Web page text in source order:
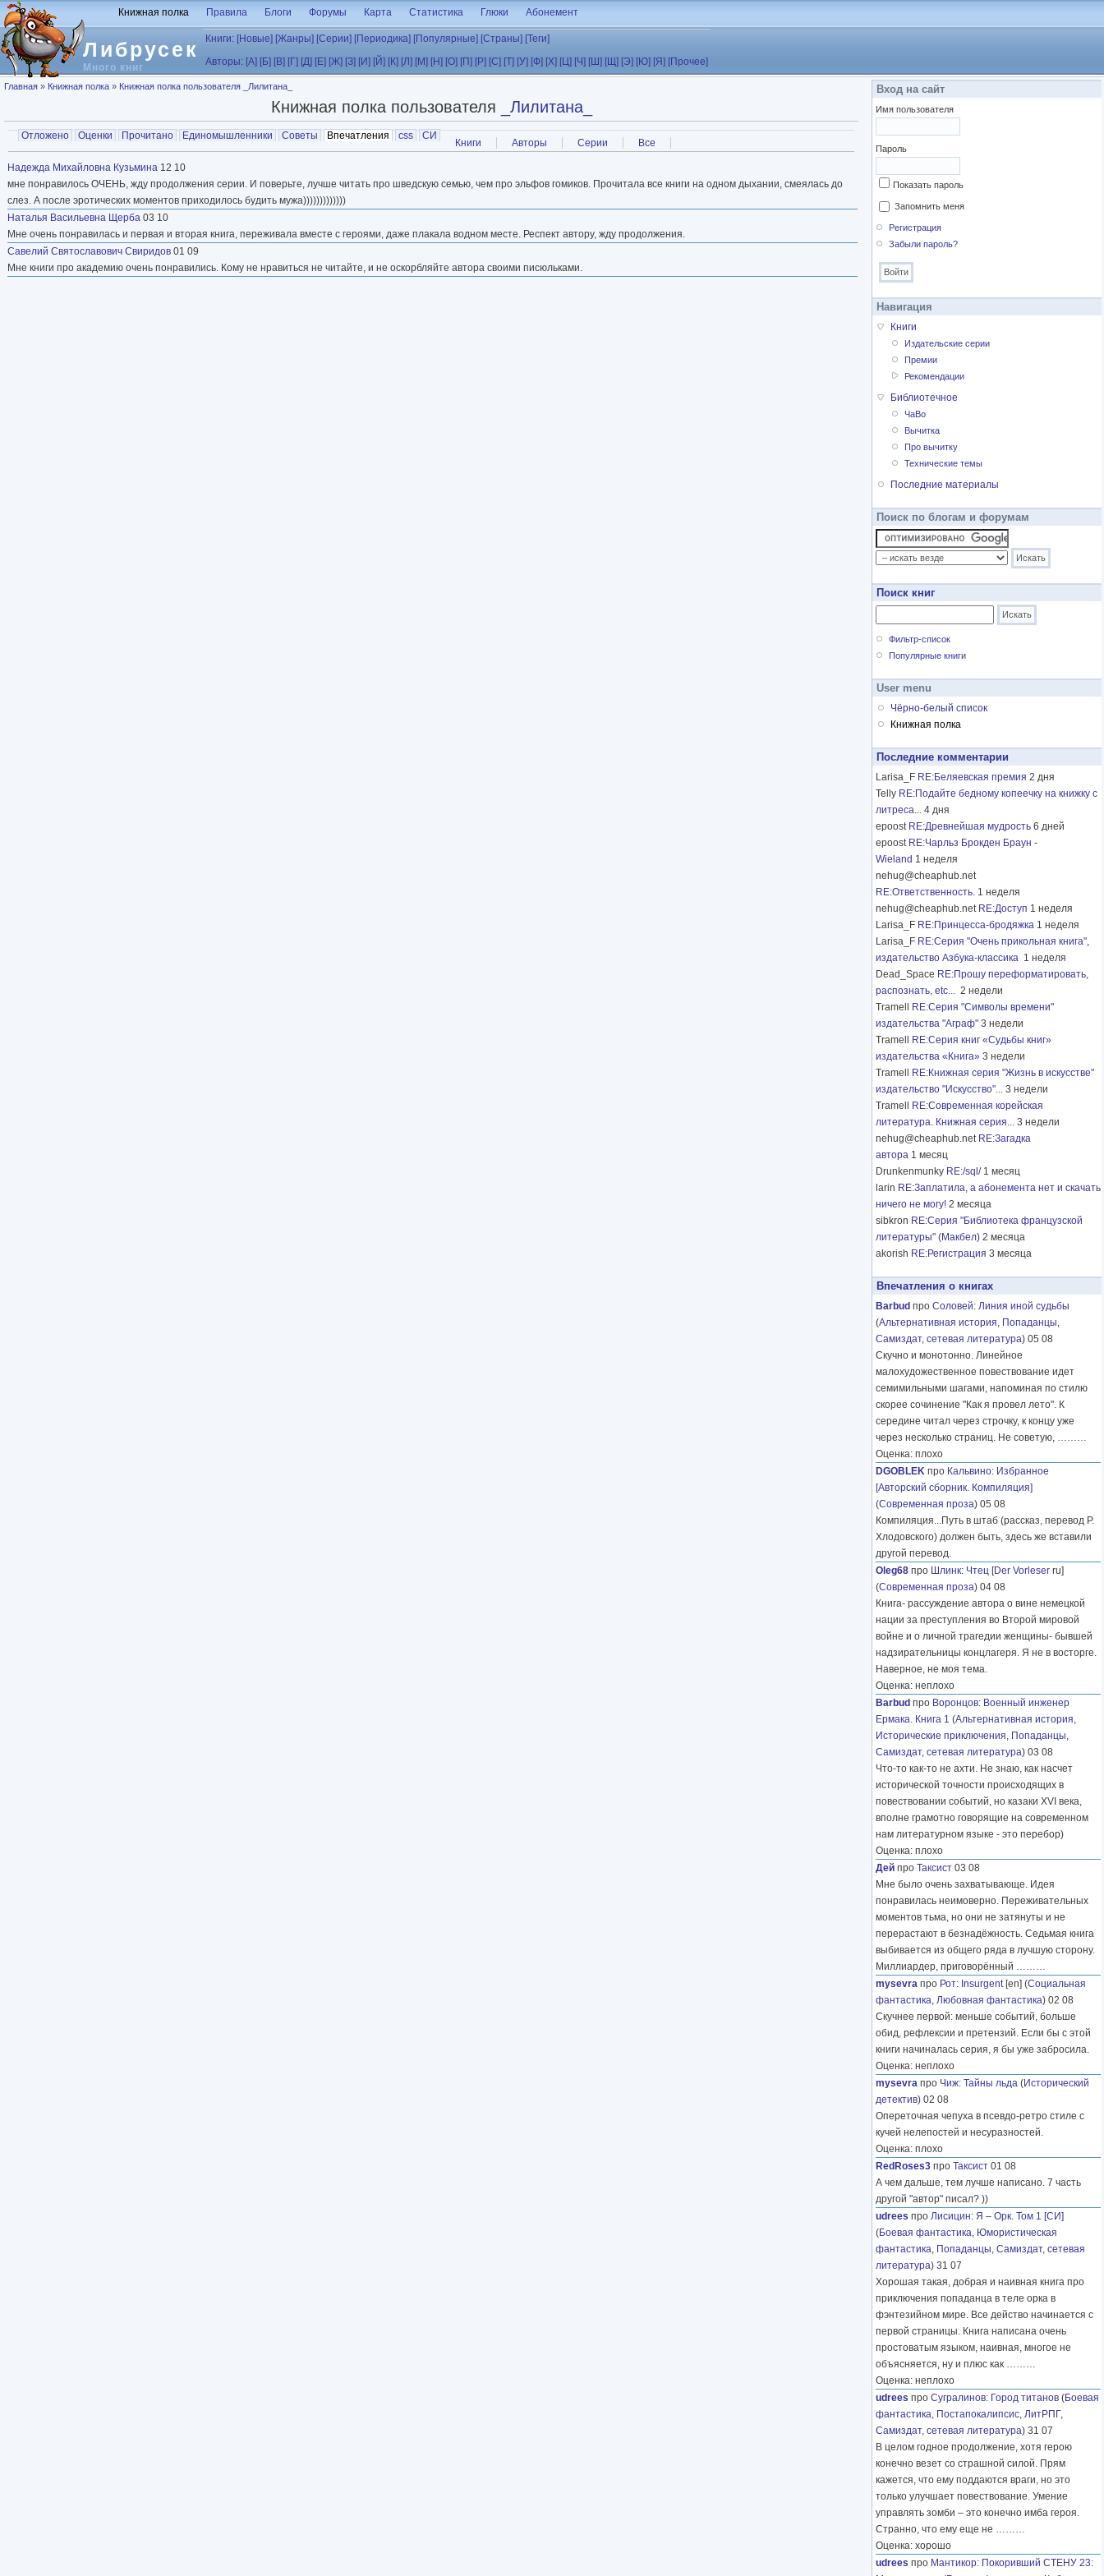
Перейти к основному содержанию
Либрусек
Много книг
Книжная полка Правила Блоги Форумы Карта Статистика Глюки Абонемент
Книги: [Новые] [Жанры] [Серии] [Периодика] [Популярные] [Страны] [Теги]
Авторы: [А] [Б] [В] [Г] [Д] [Е] [Ж] [З] [И] [Й] [К] [Л] [М] [Н] [О] [П] [Р] [С] [Т] [У] [Ф] [Х] [Ц] [Ч] [Ш] [Щ] [Э] [Ю] [Я] [Прочее]
Вы здесь
Главная » Книжная полка » Книжная полка пользователя _Лилитана_
Книжная полка пользователя _Лилитана_
Главные вкладки
Отложено Оценки Прочитано Единомышленники Советы Впечатления (активная вкладка)
css СИ
Вторичные вкладки Книги Авторы Серии Все
Надежда Михайловна Кузьмина 12 10
мне понравилось ОЧЕНЬ, жду продолжения серии. И поверьте, лучше читать про шведскую семью, чем про эльфов гомиков. Прочитала все книги на одном дыхании, смеялась до
слез. А после эротических моментов приходилось будить мужа)))))))))))))
Наталья Васильевна Щерба 03 10
Мне очень понравилась и первая и вторая книга, переживала вместе с героями, даже плакала водном месте. Респект автору, жду продолжения.
Савелий Святославович Свиридов 01 09
Мне книги про академию очень понравились. Кому не нравиться не читайте, и не оскорбляйте автора своими писюльками.
Вход на сайт
Имя пользователя
Пароль
Показать пароль
Запомнить меня
Регистрация
Забыли пароль?
Навигация
Книги
Издательские серии
Премии
Рекомендации
Библиотечное
ЧаВо
Вычитка
Про вычитку
Технические темы
Последние материалы
Поиск по блогам и форумам
Поиск книг
Фильтр-список
Популярные книги
User menu
Чёрно-белый список
Книжная полка
Последние комментарии
Larisa_F RE:Беляевская премия 2 дня
Telly RE:Подайте бедному копеечку на книжку с
литреса... 4 дня
epoost RE:Древнейшая мудрость 6 дней
epoost RE:Чарльз Брокден Браун -
Wieland 1 неделя
nehug@cheaphub.net
RE:Ответственность. 1 неделя
nehug@cheaphub.net RE:Доступ 1 неделя
Larisa_F RE:Принцесса-бродяжка 1 неделя
Larisa_F RE:Серия "Очень прикольная книга",
издательство Азбука-классика 1 неделя
Dead_Space RE:Прошу переформатировать,
распознать, etc... 2 недели
Tramell
RE:Серия "Символы времени"
издательства "Аграф" 3 недели
Tramell
RE:Серия книг «Судьбы книг»
издательства «Книга» 3 недели
Tramell
RE:Книжная серия "Жизнь в искусстве"
издательство "Искусство"... 3 недели
Tramell
RE:Современная корейская
литература. Книжная серия... 3 недели
nehug@cheaphub.net RE:Загадка
автора 1 месяц
Drunkenmunky RE:/sql/ 1 месяц
larin RE:Заплатила, а абонемента нет и скачать
ничего не могу! 2 месяца
sibkron RE:Серия "Библиотека французской
литературы" (Макбел) 2 месяца
akorish RE:Регистрация 3 месяца
Впечатления о книгах
Barbud про Соловей: Линия иной судьбы
(Альтернативная история, Попаданцы,
Самиздат, сетевая литература) 05 08
Скучно и монотонно. Линейное
малохудожественное повествование идет
семимильными шагами, напоминая по стилю
скорее сочинение "Как я провел лето". К
середине читал через строчку, к концу уже
через несколько страниц. Не советую, ………
Оценка: плохо
DGOBLEK про Кальвино: Избранное
[Авторский сборник. Компиляция]
(Современная проза) 05 08
Компиляция...Путь в штаб (рассказ, перевод Р.
Хлодовского) должен быть, здесь же вставили
другой перевод.
Oleg68 про Шлинк: Чтец [Der Vorleser ru]
(Современная проза) 04 08
Книга- рассуждение автора о вине немецкой
нации за преступления во Второй мировой
войне и о личной трагедии женщины- бывшей
надзирательницы концлагеря. Я не в восторге.
Наверное, не моя тема.
Оценка: неплохо
Barbud про Воронцов: Военный инженер
Ермака. Книга 1 (Альтернативная история,
Исторические приключения, Попаданцы,
Самиздат, сетевая литература) 03 08
Что-то как-то не ахти. Не знаю, как насчет
исторической точности происходящих в
повествовании событий, но казаки XVI века,
вполне грамотно говорящие на современном
нам литературном языке - это перебор)
Оценка: плохо
Дей про Таксист 03 08
Мне было очень захватывающе. Идея
понравилась неимоверно. Переживательных
моментов тьма, но они не затянуты и не
перерастают в безнадёжность. Седьмая книга
выбивается из общего ряда в лучшую сторону.
Миллиардер, приговорённый ………
mysevra про Рот: Insurgent[en] (Социальная
фантастика, Любовная фантастика) 02 08
Скучнее первой: меньше событий, больше
обид, рефлексии и претензий. Если бы с этой
книги начиналась серия, я бы уже забросила.
Оценка: неплохо
mysevra про Чиж: Тайны льда (Исторический
детектив) 02 08
Опереточная чепуха в псевдо-ретро стиле с
кучей нелепостей и несуразностей.
Оценка: плохо
RedRoses3 про Таксист 01 08
А чем дальше, тем лучше написано. 7 часть
другой "автор" писал? ))
udrees про Лисицин: Я – Орк. Том 1 [СИ]
(Боевая фантастика, Юмористическая
фантастика, Попаданцы, Самиздат, сетевая
литература) 31 07
Хорошая такая, добрая и наивная книга про
приключения попаданца в теле орка в
фэнтезийном мире. Все действо начинается с
первой страницы. Книга написана очень
простоватым языком, наивная, многое не
объясняется, ну и плюс как ………
Оценка: неплохо
udrees про Сугралинов: Город титанов (Боевая
фантастика, Постапокалипсис, ЛитРПГ,
Самиздат, сетевая литература) 31 07
В целом годное продолжение, хотя герою
конечно везет со страшной силой. Прям
кажется, что ему поддаются враги, но это
только улучшает повествование. Умение
управлять зомби – это конечно имба героя.
Странно, что ему еще не ………
Оценка: хорошо
udrees про Мантикор: Покоривший СТЕНУ 23: